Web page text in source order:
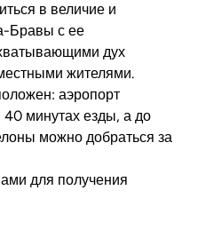
в величие и
Бравы с ее
дух
жителями.
аэропорт
минутах езды, а до
можно добраться за
для получения